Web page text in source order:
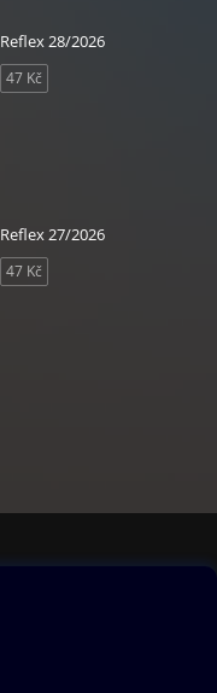
Reflex 28/2026
47 Kč
Reflex 27/2026
47 Kč